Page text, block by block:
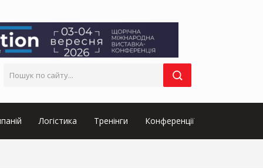
Логістика Тренінги Конференції